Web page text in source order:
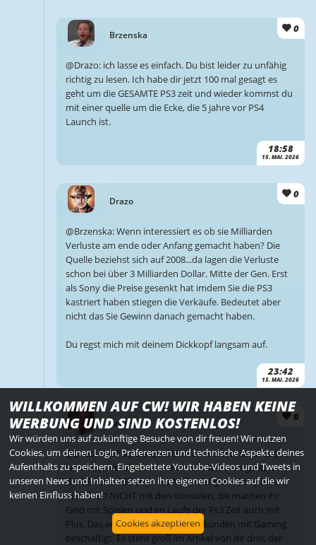
Brzenska
0
18:58
15. MAI. 2026
@Drazo: ich lasse es einfach. Du bist leider zu unfähig
richtig zu lesen. Ich habe dir jetzt 100 mal gesagt es
geht um die GESAMTE PS3 zeit und wieder kommst du
mit einer quelle um die Ecke, die 5 jahre vor PS4
Launch ist.
Drazo
0
23:42
15. MAI. 2026
@Brzenska: Wenn interessiert es ob sie Milliarden
Verluste am ende oder Anfang gemacht haben? Die
Quelle beziehst sich auf 2008...da lagen die Verluste
schon bei über 3 Milliarden Dollar. Mitte der Gen. Erst
als Sony die Preise gesenkt hat imdem Sie die PS3
kastriert haben stiegen die Verkäufe. Bedeutet aber
nicht das Sie Gewinn danach gemacht haben.
Du regst mich mit deinem Dickkopf langsam auf.
Brzenska
0
@Drazo: weil du die Quellen nicht verstehst, ist das so
schwer zu verstehen? Wenn man so heran geht, war
die PS4 und PS5 auch ein Milliardengrab. Sony macht
sein GELD NICHT mit den Konsolen, die machen ihr
Geld mit Spielen und im Laufe der Ps3 Zeit auch mit
Plus. Das weiß jeder der sihh 2 Sekunden mit Gaming
beschäftigt. Es steht groß im Artikel von dir drin, der
WILLKOMMEN AUF CW! WIR HABEN KEINE
WERBUNG UND SIND KOSTENLOS!
Wir würden uns auf zukünftige Besuche von dir freuen! Wir nutzen
Cookies, um deinen Login, Präferenzen und technische Aspekte deines
Aufenthalts zu speichern. Eingebettete Youtube-Videos und Tweets in
unseren News und Inhalten setzen ihre eigenen Cookies auf die wir
keinen Einfluss haben!
Cookies akzeptieren